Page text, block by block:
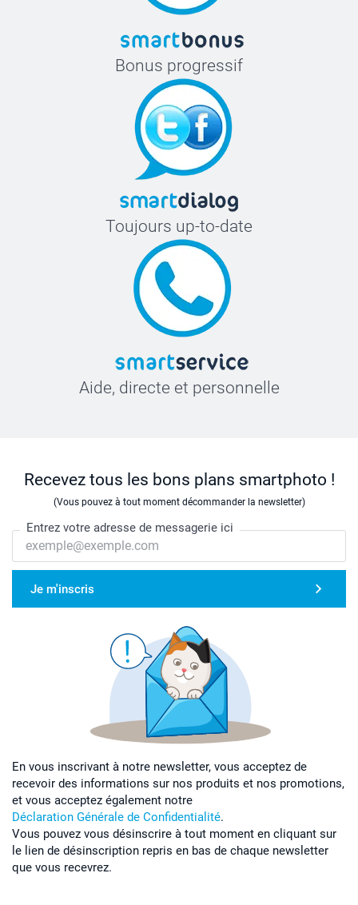
Bonus progressif
Toujours up-to-date
Aide, directe et personnelle
Recevez tous les bons plans smartphoto !
(Vous pouvez à tout moment décommander la newsletter)
Entrez votre adresse de messagerie ici
Je m'inscris
En vous inscrivant à notre newsletter, vous acceptez de
recevoir des informations sur nos produits et nos promotions,
et vous acceptez également notre
Déclaration Générale de Confidentialité.
Vous pouvez vous désinscrire à tout moment en cliquant sur
le lien de désinscription repris en bas de chaque newsletter
que vous recevrez.